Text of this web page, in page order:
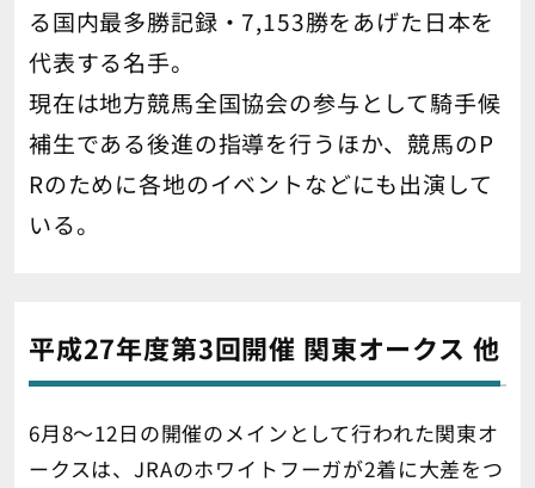
る国内最多勝記録・7,153勝をあげた日本を
代表する名手。
現在は地方競馬全国協会の参与として騎手候
補生である後進の指導を行うほか、競馬のP
Rのために各地のイベントなどにも出演して
いる。
平成27年度第3回開催 関東オークス 他
6月8～12日の開催のメインとして行われた関東オ
ークスは、JRAのホワイトフーガが2着に大差をつ